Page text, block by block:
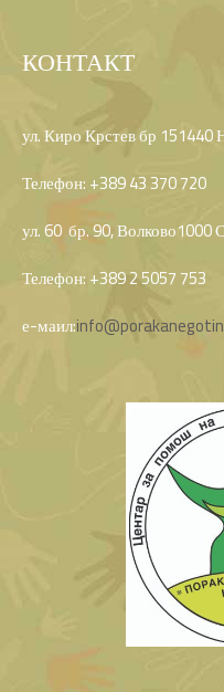
КОНТАКТ
ул. Киро Крстев бр 151440
Телефон: +389 43 370 720
ул. 60 бр. 90, Волково1000
Телефон: +389 2 5057 753
е-маил: